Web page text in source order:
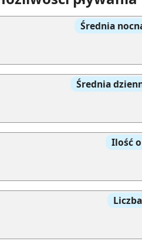
Średnia
Średnia
Ilość